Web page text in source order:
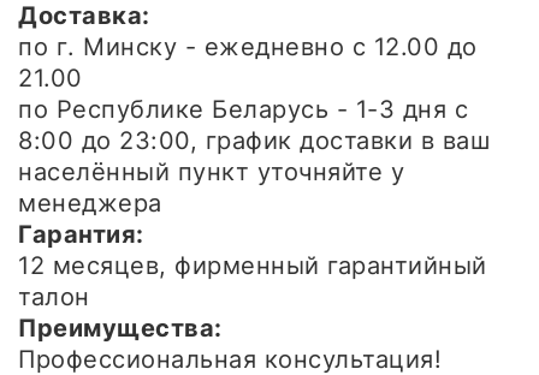
Доставка:
по г. Минску - ежедневно с 12.00 до
21.00
по Республике Беларусь - 1-3 дня с
8:00 до 23:00, график доставки в ваш
населённый пункт уточняйте у
менеджера
Гарантия:
12 месяцев, фирменный гарантийный
талон
Преимущества:
Профессиональная консультация!